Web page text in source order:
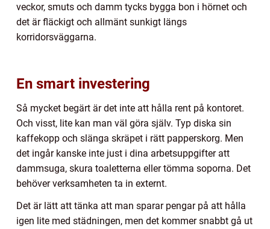
veckor, smuts och damm tycks bygga bon i hörnet och
det är fläckigt och allmänt sunkigt längs
korridorsväggarna.
En smart investering
Så mycket begärt är det inte att hålla rent på kontoret.
Och visst, lite kan man väl göra själv. Typ diska sin
kaffekopp och slänga skräpet i rätt papperskorg. Men
det ingår kanske inte just i dina arbetsuppgifter att
dammsuga, skura toaletterna eller tömma soporna. Det
behöver verksamheten ta in externt.
Det är lätt att tänka att man sparar pengar på att hålla
igen lite med städningen, men det kommer snabbt gå ut